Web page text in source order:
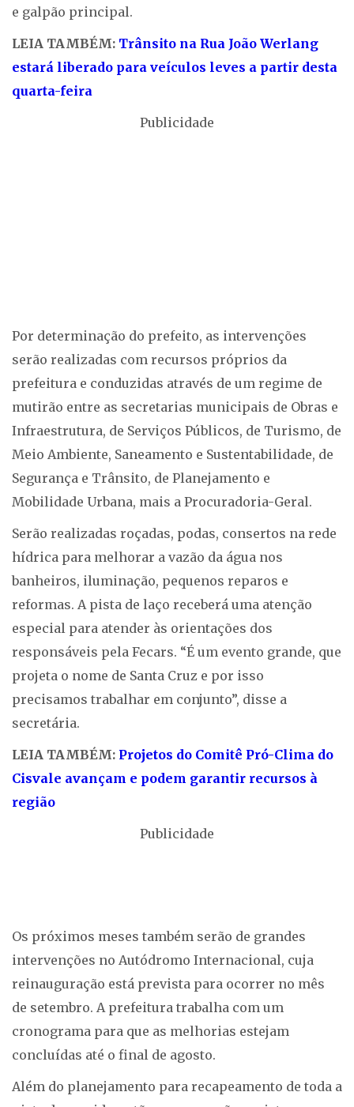
e galpão principal.
LEIA TAMBÉM: Trânsito na Rua João Werlang
estará liberado para veículos leves a partir desta
quarta-feira
Publicidade
Por determinação do prefeito, as intervenções
serão realizadas com recursos próprios da
prefeitura e conduzidas através de um regime de
mutirão entre as secretarias municipais de Obras e
Infraestrutura, de Serviços Públicos, de Turismo, de
Meio Ambiente, Saneamento e Sustentabilidade, de
Segurança e Trânsito, de Planejamento e
Mobilidade Urbana, mais a Procuradoria-Geral.
Serão realizadas roçadas, podas, consertos na rede
hídrica para melhorar a vazão da água nos
banheiros, iluminação, pequenos reparos e
reformas. A pista de laço receberá uma atenção
especial para atender às orientações dos
responsáveis pela Fecars. “É um evento grande, que
projeta o nome de Santa Cruz e por isso
precisamos trabalhar em conjunto”, disse a
secretária.
LEIA TAMBÉM: Projetos do Comitê Pró-Clima do
Cisvale avançam e podem garantir recursos à
região
Publicidade
Os próximos meses também serão de grandes
intervenções no Autódromo Internacional, cuja
reinauguração está prevista para ocorrer no mês
de setembro. A prefeitura trabalha com um
cronograma para que as melhorias estejam
concluídas até o final de agosto.
Além do planejamento para recapeamento de toda a